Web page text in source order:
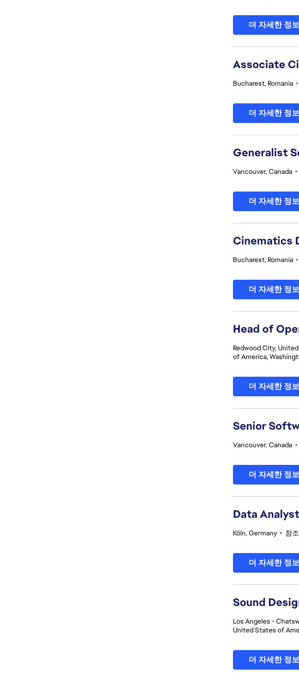
더 자세한 정보
Associate
Bucharest, Romania •
더 자세한 정보
Generalist
Vancouver, Canada •
더 자세한 정보
Cinematics
Bucharest, Romania •
더 자세한 정보
Head of
Redwood City,
of America,
더 자세한 정보
Senior
Vancouver, Canada •
더 자세한 정보
Data
Köln, Germany • 참
더 자세한 정보
Sound
Los Angeles -
United States of
더 자세한 정보